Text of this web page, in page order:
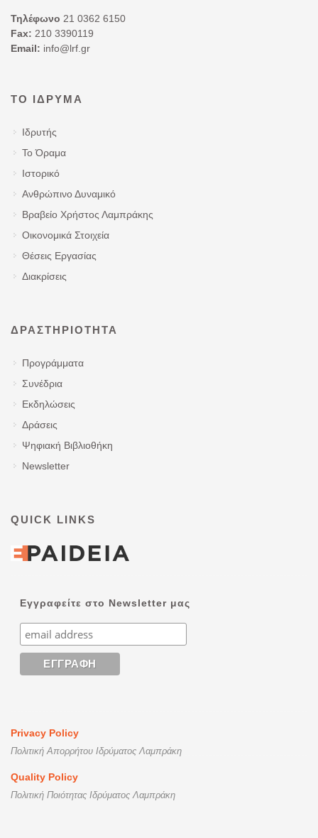
Τηλέφωνο 21 0362 6150
Fax: 210 3390119
Email: info@lrf.gr
ΤΟ ΊΔΡΥΜΑ
Ιδρυτής
Το Όραμα
Ιστορικό
Ανθρώπινο Δυναμικό
Βραβείο Χρήστος Λαμπράκης
Οικονομικά Στοιχεία
Θέσεις Εργασίας
Διακρίσεις
ΔΡΑΣΤΗΡΙΌΤΗΤΑ
Προγράμματα
Συνέδρια
Εκδηλώσεις
Δράσεις
Ψηφιακή Βιβλιοθήκη
Newsletter
QUICK LINKS
Εγγραφείτε στο Newsletter μας
Privacy Policy
Πολιτική Απορρήτου Ιδρύματος Λαμπράκη
Quality Policy
Πολιτική Ποιότητας Ιδρύματος Λαμπράκη